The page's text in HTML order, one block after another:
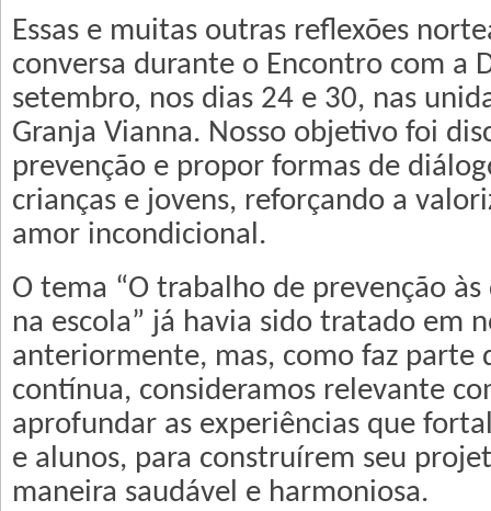
Essas e muitas outras reflexões
conversa durante o Encontro com a
setembro, nos dias 24 e 30, nas
Granja Vianna. Nosso objetivo foi
prevenção e propor formas de
crianças e jovens, reforçando a
amor incondicional.
O tema “O trabalho de prevenção
na escola” já havia sido tratado em
anteriormente, mas, como faz parte
contínua, consideramos relevante
aprofundar as experiências que
e alunos, para construírem seu
maneira saudável e harmoniosa.